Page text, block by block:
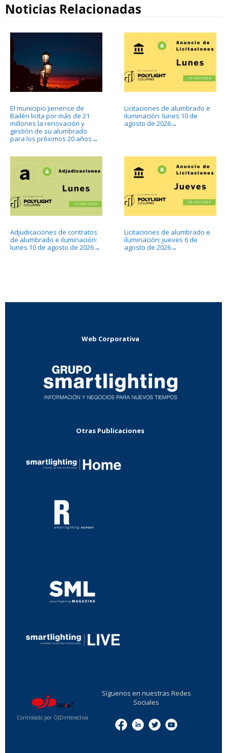
Noticias Relacionadas
El municipio jienense de
Bailén licita por más de 21
millones la renovación y
gestión de su alumbrado
para los próximos 20 años →
Licitaciones de alumbrado e
iluminación: lunes 10 de
agosto de 2026→
Adjudicaciones de contratos
de alumbrado e iluminación:
lunes 10 de agosto de 2026→
Licitaciones de alumbrado e
iluminación: jueves 6 de
agosto de 2026→
Web Corporativa
Otras Publicaciones
Controlado por OJDinteractiva
Síguenos en nuestras Redes
Sociales